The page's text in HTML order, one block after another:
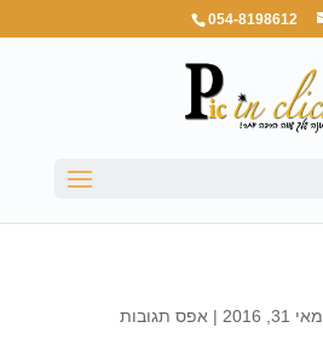
054-8198612
מאי 31, 2016 | אפס תגובות